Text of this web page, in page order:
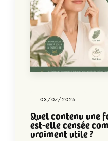
03/07/2026
Quel contenu une
est-elle censée
vraiment utile ?